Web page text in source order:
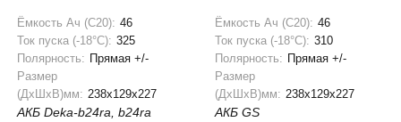
Ёмкость Ач (С20): 46
Ток пуска (-18°С): 325
Полярность: Прямая +/-
Размер
(ДхШхВ)мм: 238x129x227
АКБ Deka-b24ra, b24ra
Ёмкость Ач (С20): 46
Ток пуска (-18°С): 310
Полярность: Прямая +/-
Размер
(ДхШхВ)мм: 238x129x227
АКБ GS